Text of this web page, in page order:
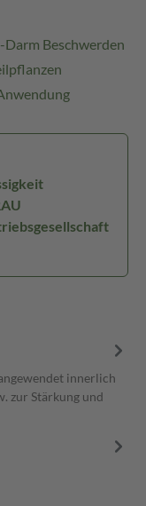
Beschwerden
innerlich
zur Stärkung und